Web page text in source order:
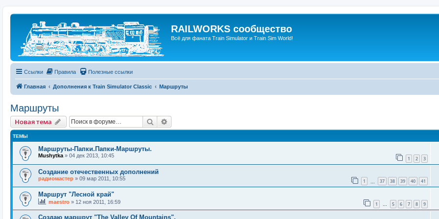
RAILWORKS сообщество
Всё для фаната Train Simulator и Train Sim World!
Ссылки Правила Полезные ссылки
Главная Дополнения к Train Simulator Classic Маршруты
Маршруты
Новая тема Поиск
ТЕМЫ
Маршруты-Папки.Папки-Маршруты.
Mushytka » 04 дек 2013, 10:45 1 2 3
Создание отечественных дополнений
радиомастер » 09 мар 2011, 10:55 1 37 38 39 40 41
Маршрут "Лесной край"
maestro » 12 ноя 2011, 16:59 1 … 5 6 7 8 9
Создаю маршрут "The Valley Of Mountains".